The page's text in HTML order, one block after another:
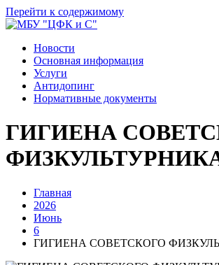
Перейти к содержимому
Новости
Основная информация
Услуги
Антидопинг
Нормативные документы
ГИГИЕНА
Главная
2026
Июнь
6
ГИГИЕНА СОВЕТСКОГО